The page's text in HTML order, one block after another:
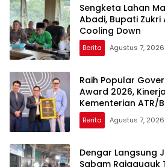
Sengketa Lahan
Abadi, Bupati Zukri
Cooling Down
Berita Agustus 7, 2026
Raih Popular
Award 2026,
Kementerian ATR/
Berita Agustus 7, 2026
Dengar Langsung
Sabam Rajaguguk